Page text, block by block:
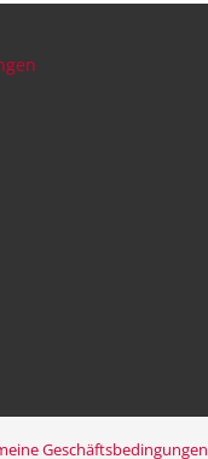
Geschäftsbedingungen